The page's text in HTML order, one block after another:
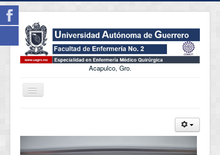
Acapulco, Gro.
Cambiar
navegación
Perfil de Ingreso